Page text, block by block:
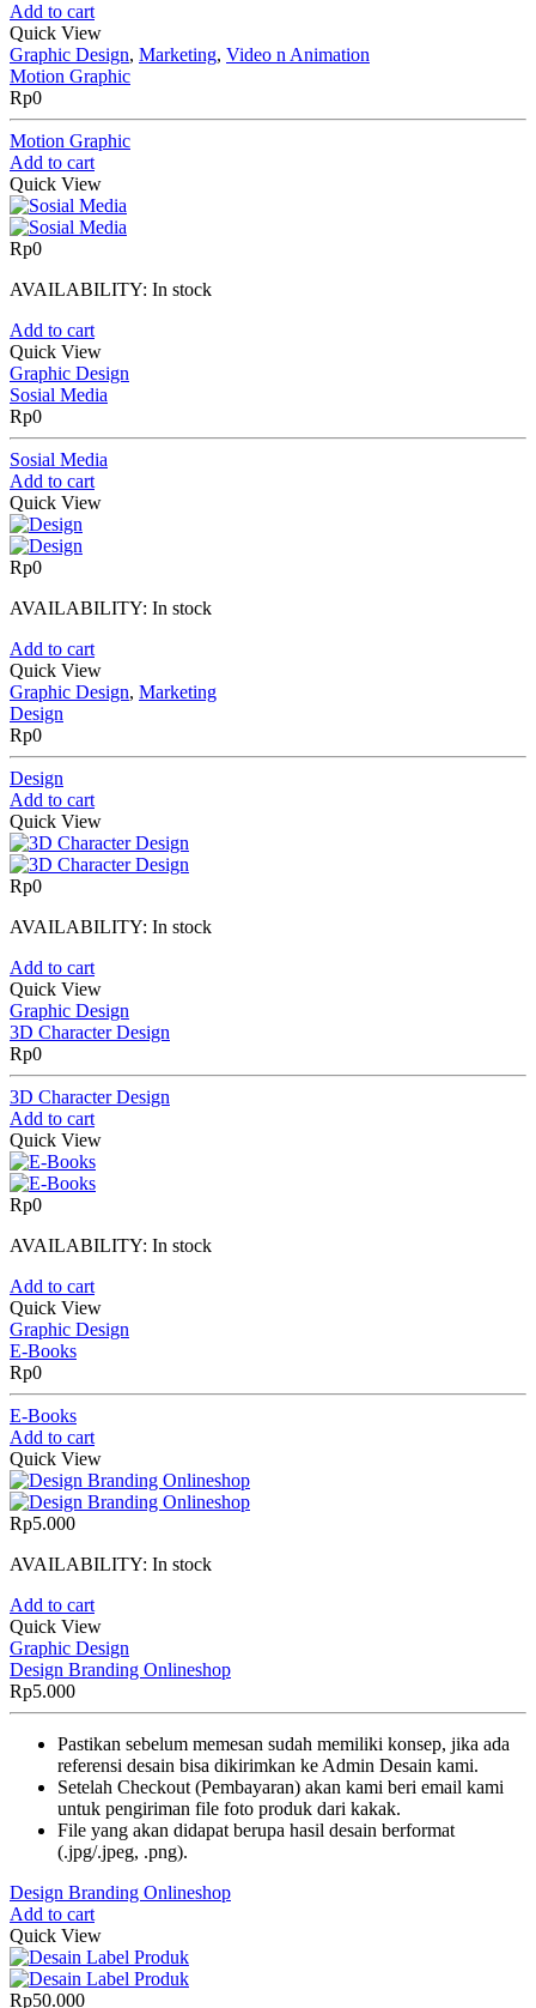
Add to cart
Quick View
Graphic Design, Marketing, Video n Animation
Motion Graphic
Rp0
Motion Graphic
Add to cart
Quick View
Rp0
AVAILABILITY: In stock
Add to cart
Quick View
Graphic Design
Sosial Media
Rp0
Sosial Media
Add to cart
Quick View
Rp0
AVAILABILITY: In stock
Add to cart
Quick View
Graphic Design, Marketing
Design
Rp0
Design
Add to cart
Quick View
Rp0
AVAILABILITY: In stock
Add to cart
Quick View
Graphic Design
3D Character Design
Rp0
3D Character Design
Add to cart
Quick View
Rp0
AVAILABILITY: In stock
Add to cart
Quick View
Graphic Design
E-Books
Rp0
E-Books
Add to cart
Quick View
Rp5.000
AVAILABILITY: In stock
Add to cart
Quick View
Graphic Design
Design Branding Onlineshop
Rp5.000
Pastikan sebelum memesan sudah memiliki konsep, jika ada
referensi desain bisa dikirimkan ke Admin Desain kami.
Setelah Checkout (Pembayaran) akan kami beri email kami
untuk pengiriman file foto produk dari kakak.
File yang akan didapat berupa hasil desain berformat
(.jpg/.jpeg, .png).
Design Branding Onlineshop
Add to cart
Quick View
Rp50.000